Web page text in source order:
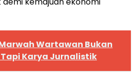
Wartawan Bukan
Karya Jurnalistik